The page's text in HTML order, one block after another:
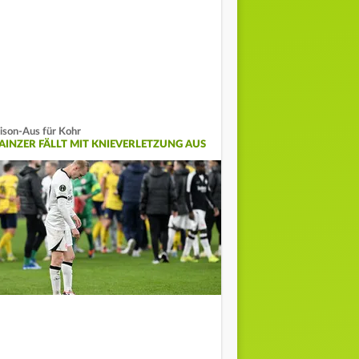
Aus für Kohr
FÄLLT MIT KNIEVERLETZUNG AUS